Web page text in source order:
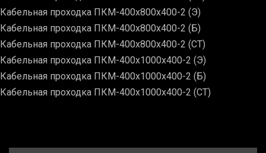
Кабельная проходка ПКМ-400х800х400-2 (Э)
Кабельная проходка ПКМ-400х800х400-2 (Б)
Кабельная проходка ПКМ-400х800х400-2 (СТ)
Кабельная проходка ПКМ-400х1000х400-2 (Э)
Кабельная проходка ПКМ-400х1000х400-2 (Б)
Кабельная проходка ПКМ-400х1000х400-2 (СТ)